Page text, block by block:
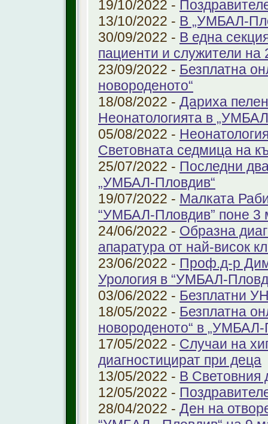
19/10/2022 -
13/10/2022 - В „УМБАЛ-
30/09/2022 - В една
пациенти и служители на
23/09/2022 - Безплатна
новороденото“
18/08/2022 - Дариха
Неонатологията в
05/08/2022 -
Световната седмица на
25/07/2022 - Последни
„УМБАЛ-Пловдив“
19/07/2022 - Малката
“УМБАЛ-Пловдив” поне 3
24/06/2022 - Образна
апаратура от най-висок
23/06/2022 - Проф.д-р
Урология в “УМБАЛ-
03/06/2022 - Безплатни
18/05/2022 - Безплатна
новороденото“ в „УМБАЛ-
17/05/2022 - Случаи на
диагностицират при деца
13/05/2022 - В Световния
12/05/2022 -
28/04/2022 - Ден на